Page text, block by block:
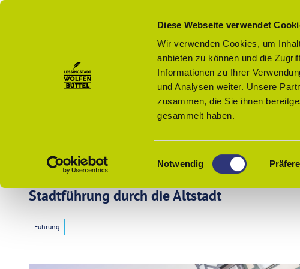
Diese Webseite verwendet
Wir verwenden Cookies, um
anbieten zu können und die
Informationen zu Ihrer
und Analysen weiter. Unsere
zusammen, die Sie ihnen
gesammelt haben.
i
w
Notwendig
Z
Menü
Buchen
Stadtführung durch die Altstadt
Führung